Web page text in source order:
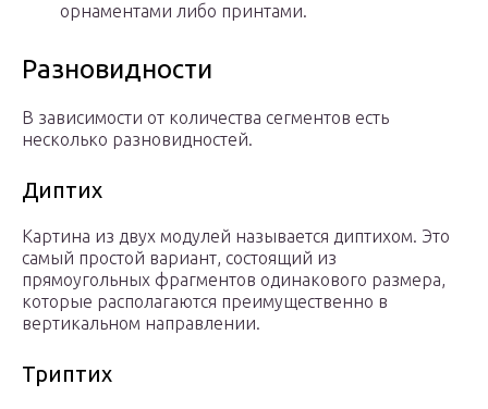
орнаментами либо принтами.
Разновидности
В зависимости от количества сегментов есть
несколько разновидностей.
Диптих
Картина из двух модулей называется диптихом. Это
самый простой вариант, состоящий из
прямоугольных фрагментов одинакового размера,
которые располагаются преимущественно в
вертикальном направлении.
Триптих